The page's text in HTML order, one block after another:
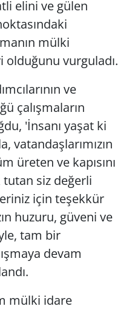
elini ve gülen
mülki
vurguladı.
ve
çalışmaların
'İnsanı yaşat ki
vatandaşlarımızın
üreten ve kapısını
tutan siz değerli
için teşekkür
huzuru, güveni ve
tam bir
devam
mülki idare